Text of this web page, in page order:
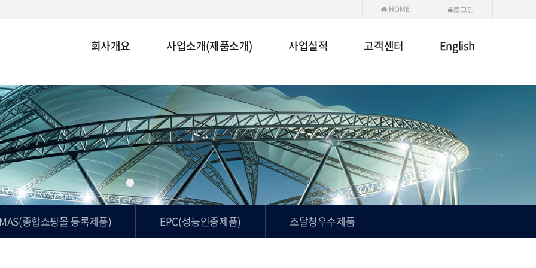
HOME 로그인
회사개요 사업소개(제품소개) 사업실적 고객센터 English
Membrane structure Space creation
종합쇼핑몰 등록제품) EPC(성능인증제품) 조달청우수제품